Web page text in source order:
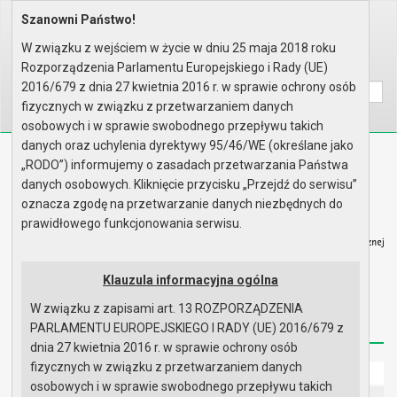
Home Organy Rada Miejska
Wyszukaj na stronie:
A AA
Biuletyn Informacji Publicznej
Urząd Miasta i Gminy w Gryfinie
Redakcja Instrukcja korzystania Dostępność
Strona główna
Szanowni Państwo!
W związku z wejściem w życie w dniu 25 maja 2018 roku
Rozporządzenia Parlamentu Europejskiego i Rady (UE)
2016/679 z dnia 27 kwietnia 2016 r. w sprawie ochrony osób
fizycznych w związku z przetwarzaniem danych
osobowych i w sprawie swobodnego przepływu takich
danych oraz uchylenia dyrektywy 95/46/WE (określane jako
„RODO”) informujemy o zasadach przetwarzania Państwa
danych osobowych. Kliknięcie przycisku „Przejdź do serwisu”
oznacza zgodę na przetwarzanie danych niezbędnych do
prawidłowego funkcjonowania serwisu.
Klauzula informacyjna ogólna
W związku z zapisami art. 13 ROZPORZĄDZENIA
PARLAMENTU EUROPEJSKIEGO I RADY (UE) 2016/679 z
dnia 27 kwietnia 2016 r. w sprawie ochrony osób
fizycznych w związku z przetwarzaniem danych
osobowych i w sprawie swobodnego przepływu takich